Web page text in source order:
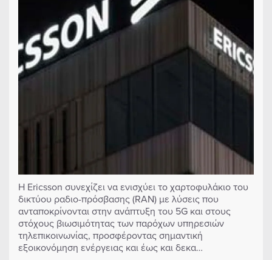
Η Ericsson συνεχίζει να ενισχύει το χαρτοφυλάκιο του
δικτύου ραδιο-πρόσβασης (RAN) με λύσεις που
ανταποκρίνονται στην ανάπτυξη του 5G και στους
στόχους βιωσιμότητας των παρόχων υπηρεσιών
τηλεπικοινωνίας, προσφέροντας σημαντική
εξοικονόμηση ενέργειας και έως και δεκα…